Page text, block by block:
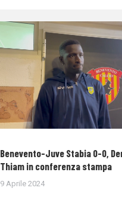
Benevento-Juve Stabia 0-0,
Thiam in conferenza stampa
9 Aprile 2024